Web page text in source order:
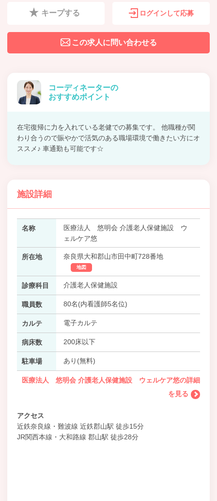
キープする ログインして応募
この求人に問い合わせる
コーディネーターの
おすすめポイント
在宅復帰に力を入れている老健での募集です。 他職種が関
わり合うので賑やかで活気のある職場環境で働きたい方にオ
ススメ♪ 車通勤も可能です☆
施設詳細
名称
医療法人 悠明会 介護老人保健施設 ウ
ェルケア悠
所在地 奈良県大和郡山市田中町728番地
地図
診療科目 介護老人保健施設
職員数 80名(内看護師5名位)
カルテ 電子カルテ
病床数 200床以下
駐車場 あり(無料)
医療法人 悠明会 介護老人保健施設 ウェルケア悠の詳細
を見る
アクセス
近鉄奈良線・難波線 近鉄郡山駅 徒歩15分
JR関西本線・大和路線 郡山駅 徒歩28分